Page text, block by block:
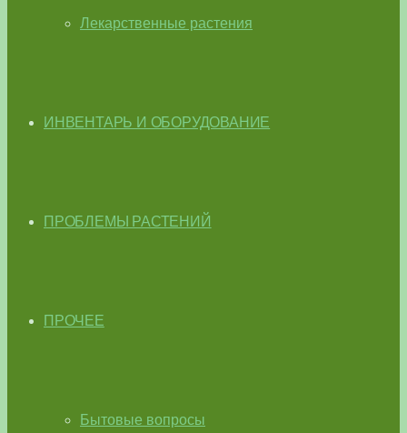
Лекарственные растения
ИНВЕНТАРЬ И ОБОРУДОВАНИЕ
ПРОБЛЕМЫ РАСТЕНИЙ
ПРОЧЕЕ
Бытовые вопросы